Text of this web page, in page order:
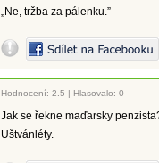
„Ne, tržba za pálenku.”
Hodnocení: 2.5 | Hlasovalo: 0
Jak se řekne maďarsky
Uštvánléty.